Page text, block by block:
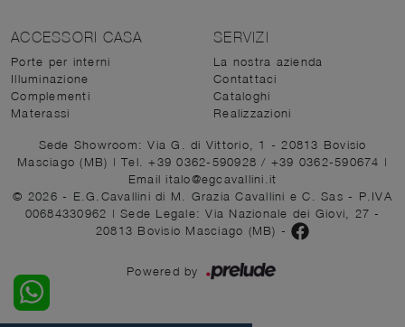
ACCESSORI CASA
Porte per interni
Illuminazione
Complementi
Materassi
SERVIZI
La nostra azienda
Contattaci
Cataloghi
Realizzazioni
Sede Showroom: Via G. di Vittorio, 1 - 20813 Bovisio
Masciago (MB) | Tel. +39 0362-590928/ +39 0362-590674 |
Email italo@egcavallini.it
© 2026 - E.G.Cavallini di M. Grazia Cavallini e C. Sas - P.IVA
00684330962 | Sede Legale: Via Nazionale dei Giovi, 27 -
20813 Bovisio Masciago (MB) -
Powered by